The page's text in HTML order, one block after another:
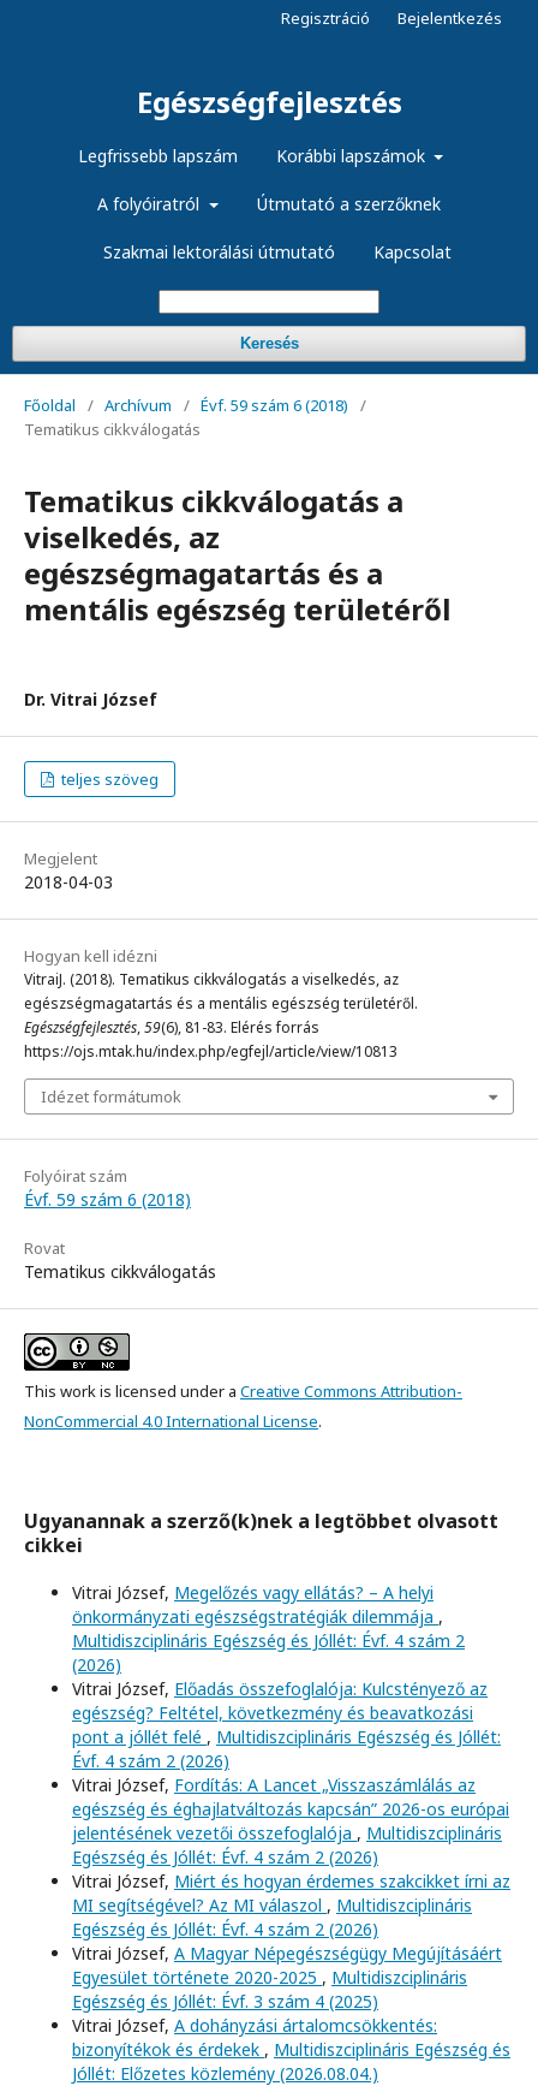
Egészségfejlesztés
Legfrissebb lapszám Korábbi lapszámok
A folyóiratról Útmutató a szerzőknek
Szakmai lektorálási útmutató Kapcsolat
Keresés
Regisztráció Bejelentkezés
Főoldal / Archívum / Évf. 59 szám 6 (2018)
/
Tematikus cikkválogatás
Tematikus cikkválogatás a
viselkedés, az
egészségmagatartás és a
mentális egészség területéről
Dr. Vitrai József
teljes szöveg
Megjelent
2018-04-03
Hogyan kell idézni
VitraiJ. (2018). Tematikus cikkválogatás a viselkedés, az
egészségmagatartás és a mentális egészség területéről.
Egészségfejlesztés,59(6), 81-83. Elérés forrás
https://ojs.mtak.hu/index.php/egfejl/article/view/10813
Idézet formátumok
Folyóirat szám
Évf. 59 szám 6 (2018)
Rovat
Tematikus cikkválogatás
This work is licensed under a Creative Commons Attribution-
NonCommercial 4.0 International License.
Ugyanannak a szerző(k)nek a legtöbbet olvasott
cikkei
Vitrai József, Megelőzés vagy ellátás? – A helyi
önkormányzati egészségstratégiák dilemmája ,
Multidiszciplináris Egészség és Jóllét: Évf. 4 szám 2
(2026)
Vitrai József, Előadás összefoglalója: Kulcstényező az
egészség? Feltétel, következmény és beavatkozási
pont a jóllét felé , Multidiszciplináris Egészség és Jóllét:
Évf. 4 szám 2 (2026)
Vitrai József, Fordítás: A Lancet „Visszaszámlálás az
egészség és éghajlatváltozás kapcsán” 2026-os európai
jelentésének vezetői összefoglalója , Multidiszciplináris
Egészség és Jóllét: Évf. 4 szám 2 (2026)
Vitrai József, Miért és hogyan érdemes szakcikket írni az
MI segítségével? Az MI válaszol , Multidiszciplináris
Egészség és Jóllét: Évf. 4 szám 2 (2026)
Vitrai József, A Magyar Népegészségügy Megújításáért
Egyesület története 2020-2025 , Multidiszciplináris
Egészség és Jóllét: Évf. 3 szám 4 (2025)
Vitrai József, A dohányzási ártalomcsökkentés:
bizonyítékok és érdekek , Multidiszciplináris Egészség és
Jóllét: Előzetes közlemény (2026.08.04.)